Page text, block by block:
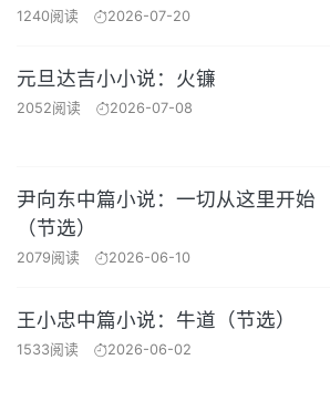
1240阅读 2026-07-20
元旦达吉小小说：火镰
2052阅读 2026-07-08
尹向东中篇小说：一切从这里开始
（节选）
2079阅读 2026-06-10
王小忠中篇小说：牛道（节选）
1533阅读 2026-06-02